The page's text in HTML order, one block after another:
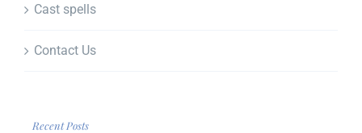
Cast spells
Contact Us
Recent Posts